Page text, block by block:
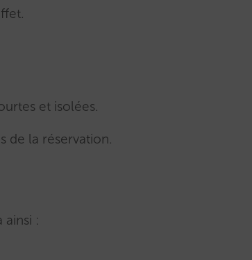
et isolées.
de la réservation.
ainsi :